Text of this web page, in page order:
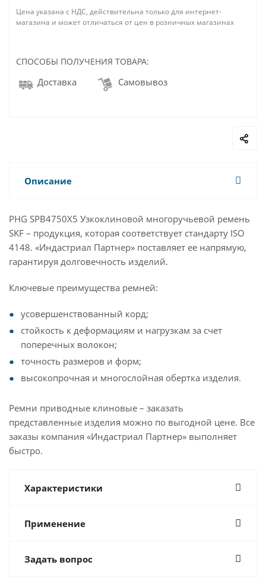
Цена указана с НДС, действительна только для интернет-
магазина и может отличаться от цен в розничных магазинах
СПОСОБЫ ПОЛУЧЕНИЯ ТОВАРА:
Доставка Самовывоз
Описание
PHG SPB4750X5 Узкоклиновой многоручьевой ремень
SKF – продукция, которая соответствует стандарту ISO
4148. «Индастриал Партнер» поставляет ее напрямую,
гарантируя долговечность изделий.
Ключевые преимущества ремней:
усовершенствованный корд;
стойкость к деформациям и нагрузкам за счет
поперечных волокон;
точность размеров и форм;
высокопрочная и многослойная обертка изделия.
Ремни приводные клиновые – заказать
представленные изделия можно по выгодной цене. Все
заказы компания «Индастриал Партнер» выполняет
быстро.
Характеристики
Применение
Задать вопрос